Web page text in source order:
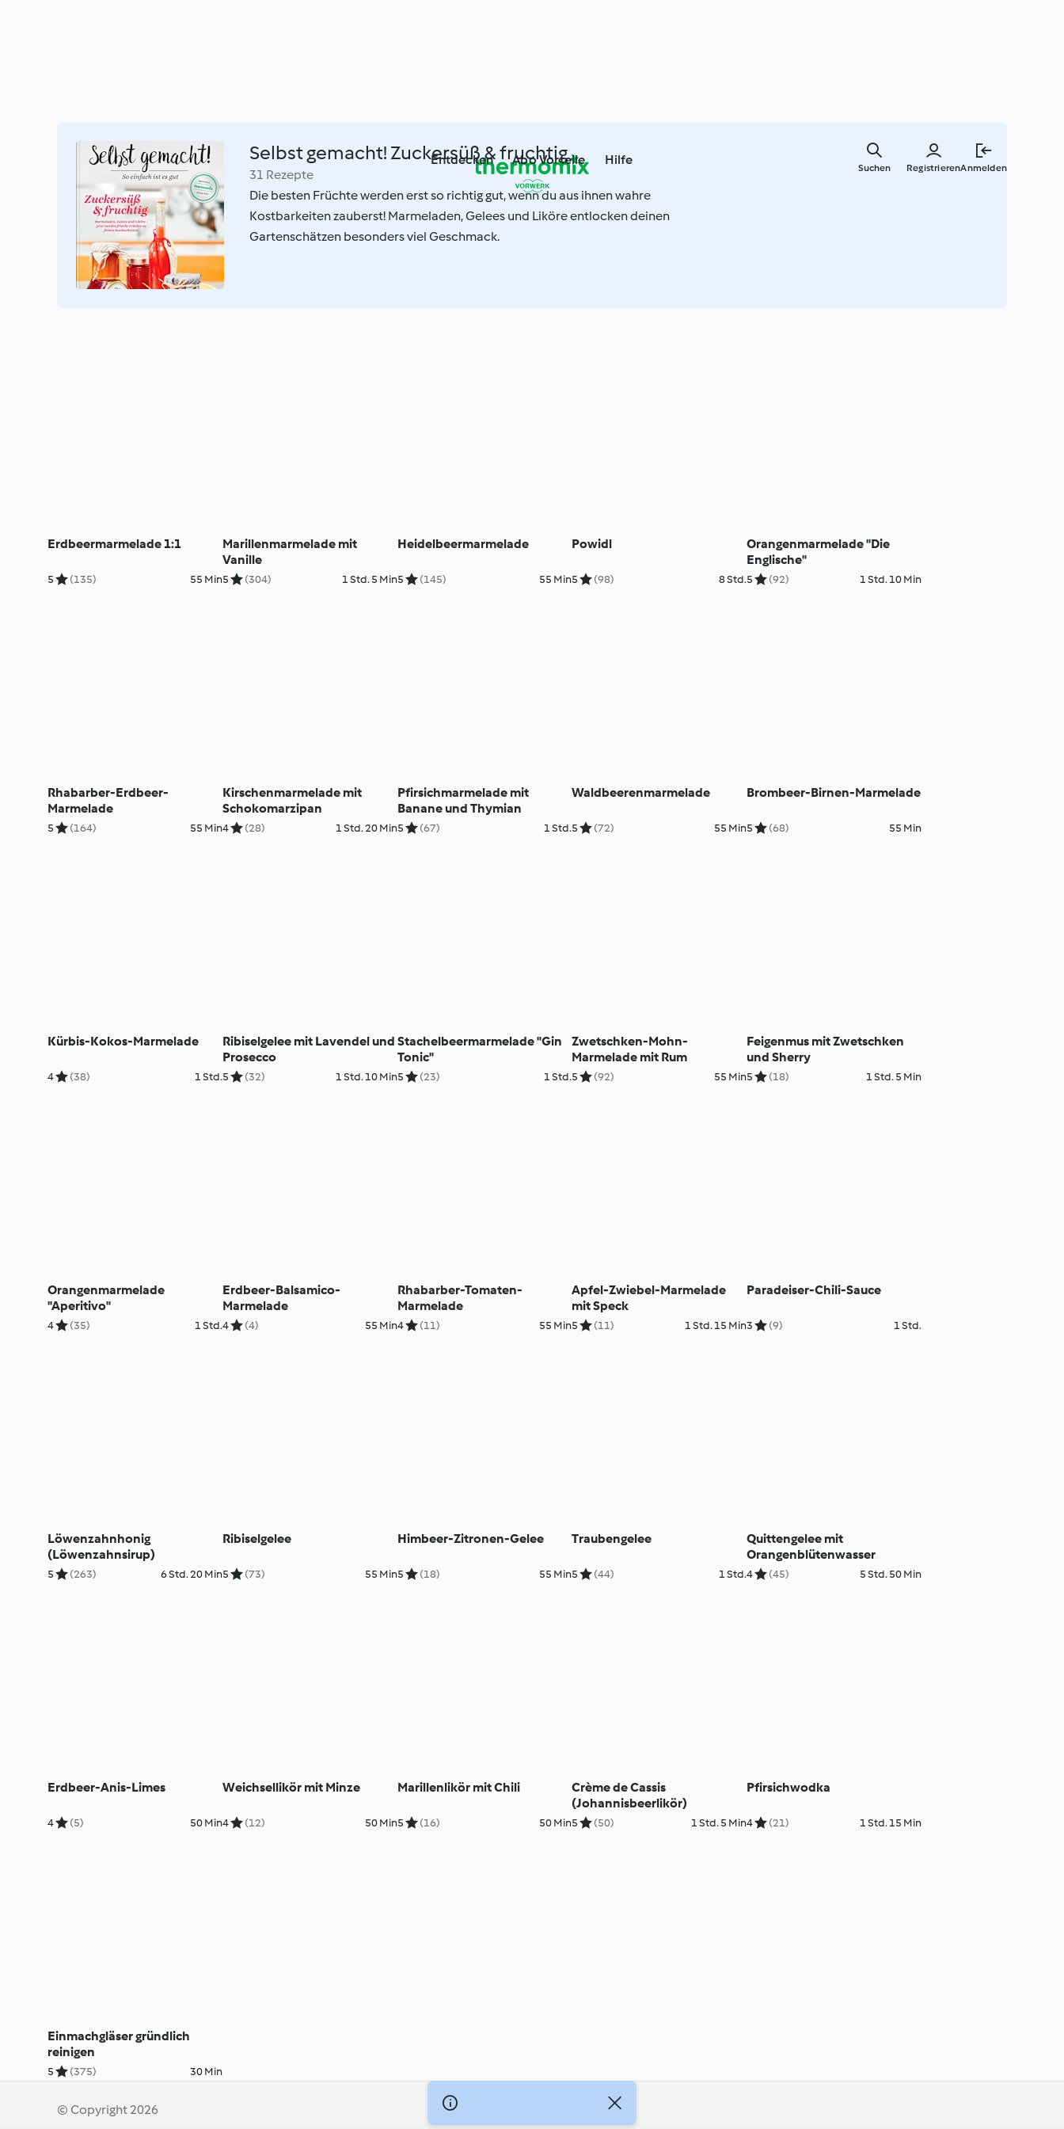
springen
Entdecken Abo Vorteile Hilfe
RegistrierenAnmelden
Suchen
Selbst gemacht! Zuckersüß & fruchtig
31 Rezepte
Die besten Früchte werden erst so richtig gut, wenn du aus ihnen wahre
Kostbarkeiten zauberst! Marmeladen, Gelees und Liköre entlocken deinen
Gartenschätzen besonders viel Geschmack.
Erdbeermarmelade 1:1
5 (135) 55 Min
Marillenmarmelade mit
Vanille
5 (304) 1 Std. 5 Min
Heidelbeermarmelade
5 (145) 55 Min
Powidl
5 (98) 8 Std.
Orangenmarmelade "Die
Englische"
5 (92) 1 Std. 10 Min
Rhabarber-Erdbeer-
Marmelade
5 (164) 55 Min
Kirschenmarmelade mit
Schokomarzipan
4 (28) 1 Std. 20 Min
Pfirsichmarmelade mit
Banane und Thymian
5 (67) 1 Std.
Waldbeerenmarmelade
5 (72) 55 Min
Brombeer-Birnen-Marmelade
5 (68) 55 Min
Kürbis-Kokos-Marmelade
4 (38) 1 Std.
Ribiselgelee mit Lavendel und
Prosecco
5 (32) 1 Std. 10 Min
Stachelbeermarmelade "Gin
Tonic"
5 (23) 1 Std.
Zwetschken-Mohn-
Marmelade mit Rum
5 (92) 55 Min
Feigenmus mit Zwetschken
und Sherry
5 (18) 1 Std. 5 Min
Orangenmarmelade
"Aperitivo"
4 (35) 1 Std.
Erdbeer-Balsamico-
Marmelade
4 (4) 55 Min
Rhabarber-Tomaten-
Marmelade
4 (11) 55 Min
Apfel-Zwiebel-Marmelade
mit Speck
5 (11) 1 Std. 15 Min
Paradeiser-Chili-Sauce
3 (9) 1 Std.
Löwenzahnhonig
(Löwenzahnsirup)
5 (263) 6 Std. 20 Min
Ribiselgelee
5 (73) 55 Min
Himbeer-Zitronen-Gelee
5 (18) 55 Min
Traubengelee
5 (44) 1 Std.
Quittengelee mit
Orangenblütenwasser
4 (45) 5 Std. 50 Min
Erdbeer-Anis-Limes
4 (5) 50 Min
Weichsellikör mit Minze
4 (12) 50 Min
Marillenlikör mit Chili
5 (16) 50 Min
Crème de Cassis
(Johannisbeerlikör)
5 (50) 1 Std. 5 Min
Pfirsichwodka
4 (21) 1 Std. 15 Min
Einmachgläser gründlich
reinigen
5 (375) 30 Min
© Copyright 2026